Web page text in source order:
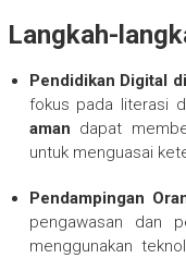
Langkah-
Pendidikan Digital
fokus pada literasi
aman dapat
untuk menguasai
Pendampingan
pengawasan dan
menggunakan